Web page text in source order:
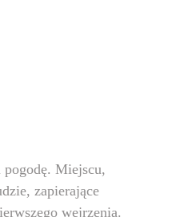
Miejscu,
zapierające
wejrzenia.